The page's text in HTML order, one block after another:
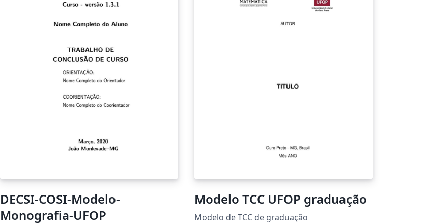
DECSI-COSI-Modelo-
Monografia-UFOP
Modelo TCC UFOP graduação
Modelo de TCC de graduação